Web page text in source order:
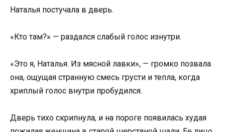
Наталья постучала в дверь.
«Кто там?» — раздался слабый голос изнутри.
«Это я, Наталья. Из мясной лавки», — громко позвала
она, ощущая странную смесь грусти и тепла, когда
хриплый голос внутри пробудился.
Дверь тихо скрипнула, и на пороге появилась худая